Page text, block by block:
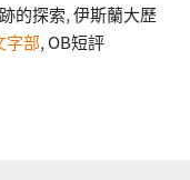
的探索,伊斯蘭大歷
字部, OB短評